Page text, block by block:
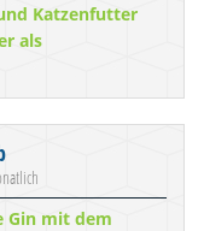
Katzenfutter
als
Gin mit dem